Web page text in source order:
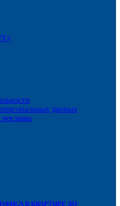
данных
рекламы
В КВАРТИРЕ ДО